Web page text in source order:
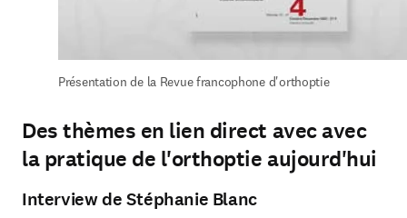
Présentation de la Revue francophone d'orthoptie
Des thèmes en lien direct avec avec
la pratique de l'orthoptie aujourd'hui
Interview de Stéphanie Blanc